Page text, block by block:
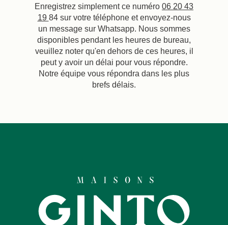
Enregistrez simplement ce numéro 06 20 43
19 84 sur votre téléphone et envoyez-nous
un message sur Whatsapp. Nous sommes
disponibles pendant les heures de bureau,
veuillez noter qu'en dehors de ces heures, il
peut y avoir un délai pour vous répondre.
Notre équipe vous répondra dans les plus
brefs délais.
La MaisonLes Chambres
AccèsRéserverNous contacter
Réserver